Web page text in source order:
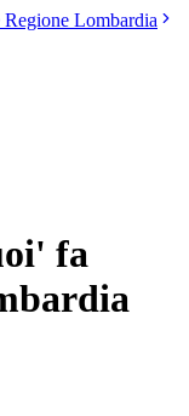
Lombardia
fa